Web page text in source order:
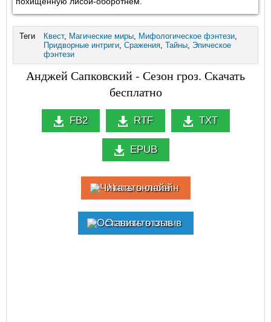
Теги Квест, Магические миры, Мифологическое фэнтези,
Придворные интриги, Сражения, Тайны, Эпическое
фэнтези
Анджей Сапковский - Сезон гроз. Скачать
бесплатно
FB2 RTF TXT
EPUB
Читать онлайн
Оставить отзыв